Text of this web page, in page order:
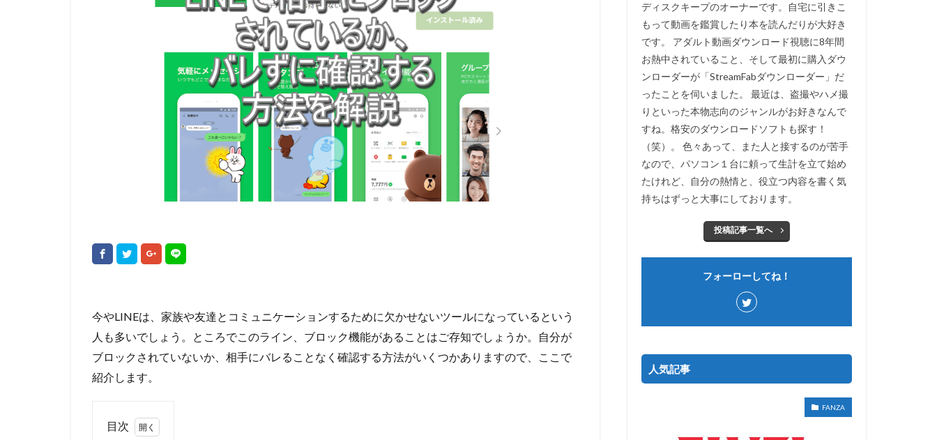
今やLINEは、家族や友達とコミュニケーションするために欠かせないツールになっているという
人も多いでしょう。ところでこのライン、ブロック機能があることはご存知でしょうか。自分が
ブロックされていないか、相手にバレることなく確認する方法がいくつかありますので、ここで
紹介します。
目次
ディスクキープのオーナーです。自宅に引きこ
もって動画を鑑賞したり本を読んだりが大好き
です。 アダルト動画ダウンロード視聴に8年間
お熱中されていること、そして最初に購入ダウ
ンローダーが「StreamFabダウンローダー」だ
ったことを伺いました。 最近は、盗撮やハメ撮
りといった本物志向のジャンルがお好きなんで
すね。格安のダウンロードソフトも探す！
（笑）。 色々あって、また人と接するのが苦手
なので、パソコン１台に頼って生計を立て始め
たけれど、自分の熱情と、役立つ内容を書く気
持ちはずっと大事にしております。
投稿記事一覧へ
フォーローしてね！
人気記事
FANZA